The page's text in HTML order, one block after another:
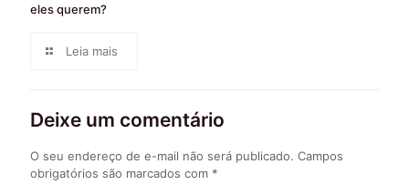
eles querem?
Leia mais
Deixe um comentário
O seu endereço de e-mail não será publicado. Campos
obrigatórios são marcados com *